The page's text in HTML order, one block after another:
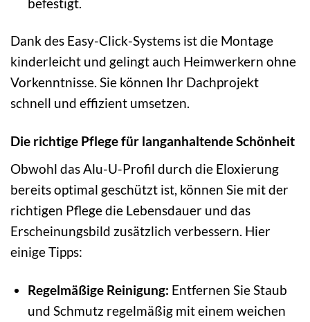
Dank des Easy-Click-Systems ist die Montage
kinderleicht und gelingt auch Heimwerkern ohne
Vorkenntnisse. Sie können Ihr Dachprojekt
schnell und effizient umsetzen.
Die richtige Pflege für langanhaltende Schönheit
Obwohl das Alu-U-Profil durch die Eloxierung
bereits optimal geschützt ist, können Sie mit der
richtigen Pflege die Lebensdauer und das
Erscheinungsbild zusätzlich verbessern. Hier
einige Tipps:
Regelmäßige Reinigung: Entfernen Sie Staub
und Schmutz regelmäßig mit einem weichen